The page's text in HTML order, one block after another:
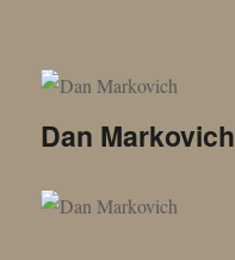
Dan Markovich